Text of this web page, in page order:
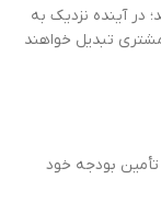
در آینده نزدیک به
تبدیل خواهند
بودجه خود